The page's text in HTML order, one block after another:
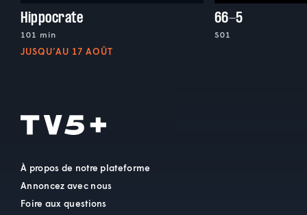
Hippocrate
101 min
JUSQU’AU 17 AOÛT
66-5
S01
À propos de notre plateforme
Annoncez avec nous
Foire aux questions